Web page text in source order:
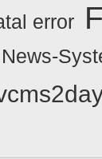
error
News-